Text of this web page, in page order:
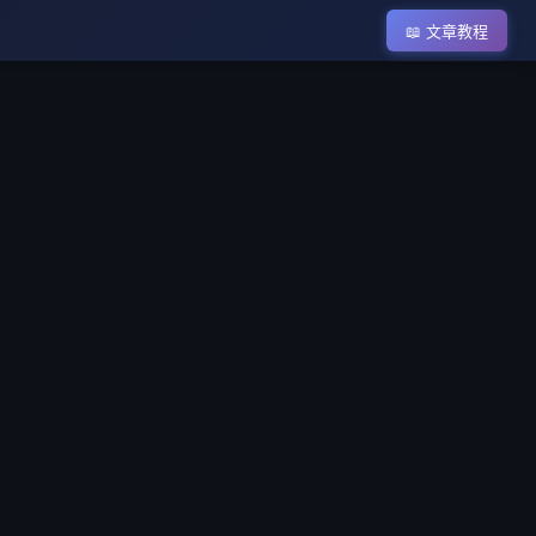
📖 文章教程